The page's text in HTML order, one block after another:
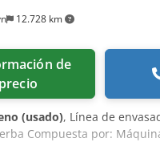
12.728 km
precio
(usado), Línea de
Compuesta por: